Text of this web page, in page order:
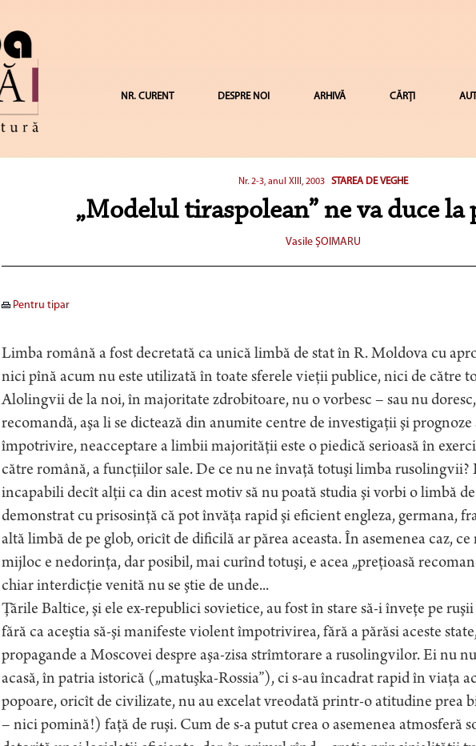
NR. CURENT DESPRE NOI ARHIVĂ CĂRȚI
Nr. 2-3, anul XIII, 2003 STAREA DE VEGHE
„Modelul tiraspolean” ne va duce la
Vasile ŞOIMARU
Pentru tipar
Limba română a fost decretată ca unică limbă de stat în R. Moldova cu
nici pînă acum nu este utilizată în toate sferele vieţii publice, nici de către
Alolingvii de la noi, în majoritate zdrobitoare, nu o vorbesc – sau nu doresc,
recomandă, aşa li se dictează din anumite centre de investigaţii şi prognoze
împotrivire, neacceptare a limbii majorităţii este o piedică serioasă în
către română, a funcţiilor sale. De ce nu ne învaţă totuşi limba
incapabili decît alţii ca din acest motiv să nu poată studia şi vorbi o limbă
demonstrat cu prisosinţă că pot învăţa rapid şi eficient engleza, germana,
altă limbă de pe glob, oricît de dificilă ar părea aceasta. În asemenea caz,
mijloc e nedorinţa, dar posibil, mai curînd totuşi, e acea „preţioasă
chiar interdicţie venită nu se ştie de unde...
Ţările Baltice, şi ele ex-republici sovietice, au fost în stare să-i înveţe pe
fără ca aceştia să-şi manifeste violent împotrivirea, fără a părăsi aceste
propagande a Moscovei despre aşa-zisa strîmtorare a rusolingvilor. Ei nu
acasă, în patria istorică („matuşka-Rossia”), ci s-au încadrat rapid în viaţa
popoare, oricît de civilizate, nu au excelat vreodată printr-o atitudine prea
– nici pomină!) faţă de ruşi. Cum de s-a putut crea o asemenea atmosferă